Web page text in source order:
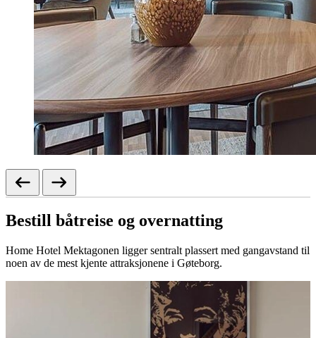
Bestill båtreise og overnatting
Home Hotel Mektagonen ligger sentralt plassert med gangavstand til
noen av de mest kjente attraksjonene i Gøteborg.